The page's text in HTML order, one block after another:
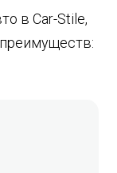
в Car-Stile,